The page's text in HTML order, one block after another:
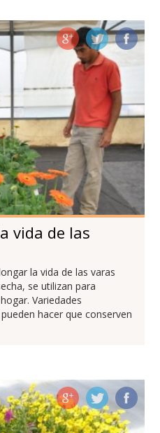
vida de las
la vida de las varas
se utilizan para
Variedades
hacer que conserven